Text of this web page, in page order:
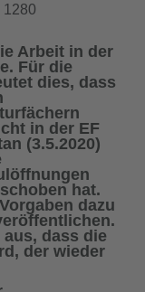
Arbeit in der
Für die
dies, dass
in der EF
(3.5.2020)
hat.
dazu
dass die
der wieder